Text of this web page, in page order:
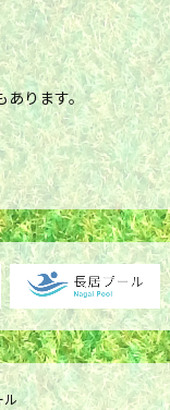
あります。
ル